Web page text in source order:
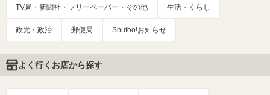
TV局・新聞社・フリーペーパー・その他 生活・くらし
政党・政治 郵便局 Shufoo!お知らせ
よく行くお店から探す